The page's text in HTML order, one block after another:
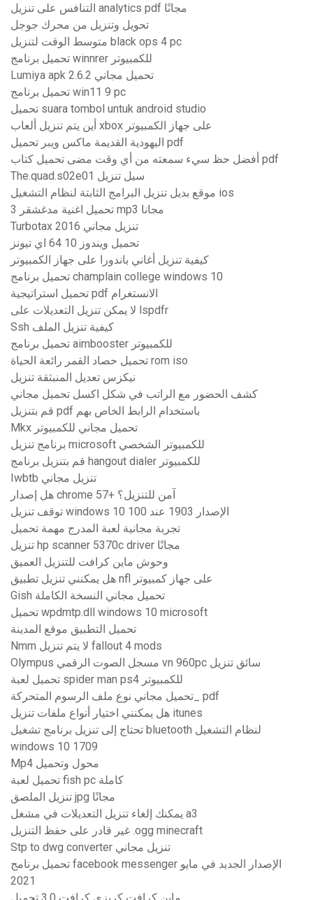
التنافس على تنزيل analytics pdf مجانًا
تحويل وتنزيل من محرك جوجل
متوسط ​​الوقت لتنزيل black ops 4 pc
تحميل برنامج winnrer للكمبيوتر
Lumiya apk 2.6.2 تحميل مجاني
تحميل برنامج win11 9 pc
تحميل suara tombol untuk android studio
أين يتم تنزيل ألعاب xbox على جهاز الكمبيوتر
اليهودية القديمة ماكس ويبر تحميل pdf
أفضل حظ سيء سمعته من أي وقت مضى تحميل كتاب pdf
The.quad.s02e01 سيل تنزيل
موقع بديل تنزيل البرامج الثابتة لنظام التشغيل ios
تحميل اغنية مدغشقر 3 mp3 مجانا
Turbotax 2016 تنزيل مجاني
تحميل ويندوز 10 64 اي تيونز
كيفية تنزيل أغاني باندورا على جهاز الكمبيوتر
تحميل برنامج champlain college windows 10
تحميل استراتيجية pdf الانستغرام
لا يمكن تنزيل التعديلات على lspdfr
Ssh كيفية تنزيل الملف
تحميل برنامج aimbooster للكمبيوتر
تحميل حصاد القمر رائعة الحياة rom iso
نيكزس تعديل المنبثقة تنزيل
كشف الحضور مع الراتب في شكل اكسل تحميل مجاني
قم بتنزيل pdf باستخدام الرابط الخاص بهم
Mkx تحميل مجاني للكمبيوتر
برنامج تنزيل microsoft للكمبيوتر الشخصي
قم بتنزيل برنامج hangout dialer للكمبيوتر
Iwbtb تنزيل مجاني
هل إصدار chrome 57+ آمن للتنزيل؟
توقف تنزيل windows 10 الإصدار 1903 عند 100
تجربة مجانية لعبة المدرج مهمة تحميل
تنزيل hp scanner 5370c driver مجانًا
وحوش ماين كرافت للتنزيل العميق
هل يمكنني تنزيل تطبيق nfl على جهاز كمبيوتر
Gish تحميل مجاني النسخة الكاملة
تحميل wpdmtp.dll windows 10 microsoft
تحميل التطبيق موقع المدينة
Nmm لا يتم تنزيل fallout 4 mods
Olympus مسجل الصوت الرقمي vn 960pc سائق تنزيل
تحميل لعبة spider man ps4 للكمبيوتر
تحميل مجاني نوع ملف الرسوم المتحركة_ pdf
هل يمكنني اختيار أنواع ملفات تنزيل itunes
تحتاج إلى تنزيل برنامج تشغيل bluetooth لنظام التشغيل
windows 10 1709
Mp4 محول وتحميل
تحميل لعبة fish pc كاملة
تنزيل الملصق jpg مجانًا
يمكنك إلغاء تنزيل التعديلات في مشغل a3
غير قادر على حفظ التنزيل .ogg minecraft
Stp to dwg converter تنزيل مجاني
تحميل برنامج facebook messenger الإصدار الجديد في مايو
2021